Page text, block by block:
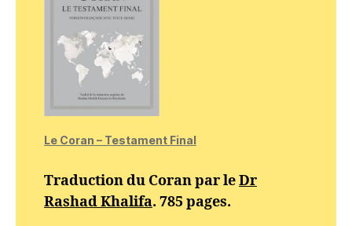
Le Coran – Testament Final
Traduction du Coran par leDr
Rashad Khalifa. 785 pages.